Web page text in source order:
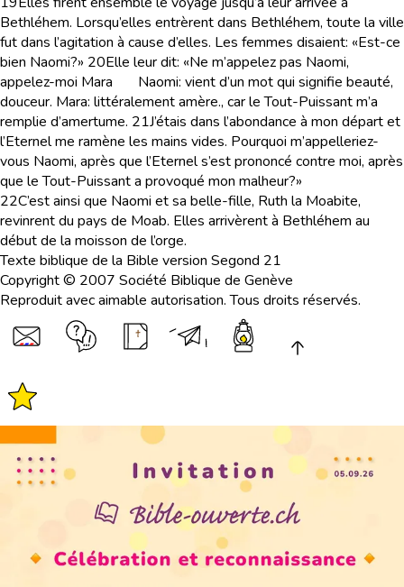
Bethléhem. Lorsqu’elles entrèrent dans Bethléhem, toute la ville
fut dans l’agitation à cause d’elles. Les femmes disaient: «Est-ce
bien Naomi?» 20Elle leur dit: «Ne m’appelez pas Naomi,
appelez-moi Mara
Naomi: vient d’un mot qui signifie beauté,
douceur. Mara: littéralement amère., car le Tout-Puissant m’a
remplie d’amertume. 21J’étais dans l’abondance à mon départ et
l’Eternel me ramène les mains vides. Pourquoi m’appelleriez-
vous Naomi, après que l’Eternel s’est prononcé contre moi, après
que le Tout-Puissant a provoqué mon malheur?»
22C’est ainsi que Naomi et sa belle-fille, Ruth la Moabite,
revinrent du pays de Moab. Elles arrivèrent à Bethléhem au
début de la moisson de l’orge.
Texte biblique de la Bible version Segond 21
Copyright © 2007 Société Biblique de Genève
Reproduit avec aimable autorisation. Tous droits réservés.